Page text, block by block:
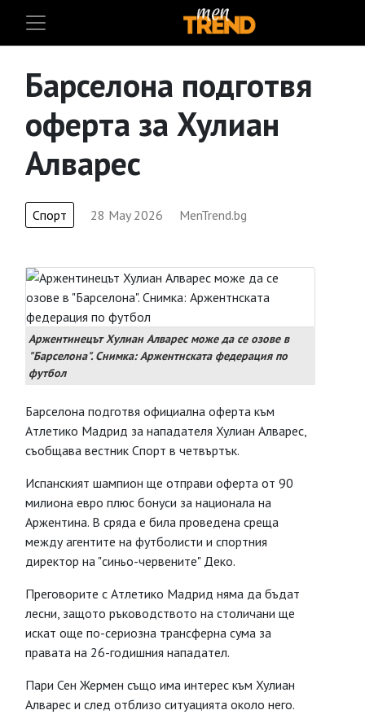
Барселона подготвя
оферта за Хулиан
Алварес
Спорт 28 May 2026 MenTrend.bg
Аржентинецът Хулиан Алварес може да се озове в
"Барселона". Снимка: Аржентнската федерация по
футбол
Барселона подготвя официална оферта към
Атлетико Мадрид за нападателя Хулиан Алварес,
съобщава вестник Спорт в четвъртък.
Испанският шампион ще отправи оферта от 90
милиона евро плюс бонуси за национала на
Аржентина. В сряда е била проведена среща
между агентите на футболисти и спортния
директор на "синьо-червените" Деко.
Преговорите с Атлетико Мадрид няма да бъдат
лесни, защото ръководството на столичани ще
искат още по-сериозна трансферна сума за
правата на 26-годишния нападател.
Пари Сен Жермен също има интерес към Хулиан
Алварес и след отблизо ситуацията около него.